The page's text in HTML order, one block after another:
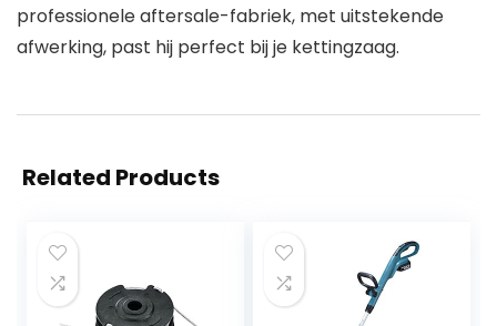
professionele aftersale-fabriek, met uitstekende
afwerking, past hij perfect bij je kettingzaag.
Related Products